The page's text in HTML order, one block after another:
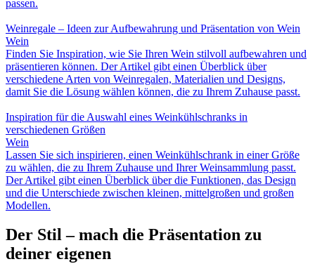
passen.
Weinregale – Ideen zur Aufbewahrung und Präsentation von Wein
Wein
Finden Sie Inspiration, wie Sie Ihren Wein stilvoll aufbewahren und
präsentieren können. Der Artikel gibt einen Überblick über
verschiedene Arten von Weinregalen, Materialien und Designs,
damit Sie die Lösung wählen können, die zu Ihrem Zuhause passt.
Inspiration für die Auswahl eines Weinkühlschranks in
verschiedenen Größen
Wein
Lassen Sie sich inspirieren, einen Weinkühlschrank in einer Größe
zu wählen, die zu Ihrem Zuhause und Ihrer Weinsammlung passt.
Der Artikel gibt einen Überblick über die Funktionen, das Design
und die Unterschiede zwischen kleinen, mittelgroßen und großen
Modellen.
Der Stil – mach die Präsentation zu
deiner eigenen